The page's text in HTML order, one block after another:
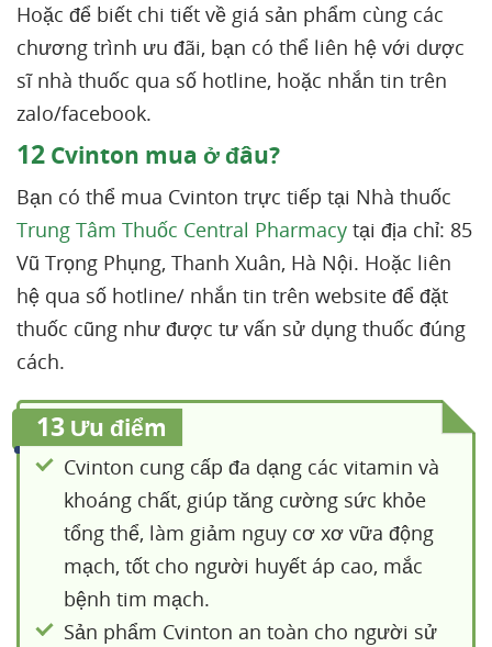
Hoặc để biết chi tiết về giá sản phẩm cùng các
chương trình ưu đãi, bạn có thể liên hệ với dược
sĩ nhà thuốc qua số hotline, hoặc nhắn tin trên
zalo/facebook.
12 Cvinton mua ở đâu?
Bạn có thể mua Cvinton trực tiếp tại Nhà thuốc
Trung Tâm Thuốc Central Pharmacy tại địa chỉ: 85
Vũ Trọng Phụng, Thanh Xuân, Hà Nội. Hoặc liên
hệ qua số hotline/ nhắn tin trên website để đặt
thuốc cũng như được tư vấn sử dụng thuốc đúng
cách.
13 Ưu điểm
Cvinton cung cấp đa dạng các vitamin và
khoáng chất, giúp tăng cường sức khỏe
tổng thể, làm giảm nguy cơ xơ vữa động
mạch, tốt cho người huyết áp cao, mắc
bệnh tim mạch.
Sản phẩm Cvinton an toàn cho người sử